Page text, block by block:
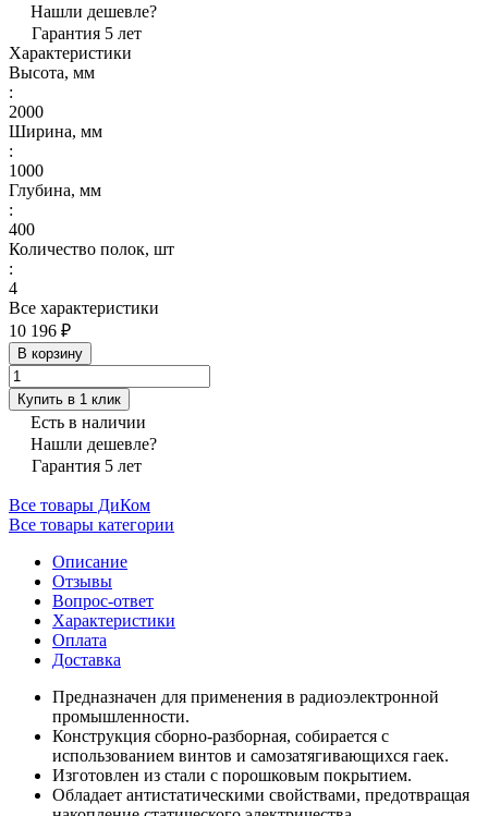
Нашли дешевле?
Гарантия 5 лет
Характеристики
Высота, мм
:
2000
Ширина, мм
:
1000
Глубина, мм
:
400
Количество полок, шт
:
4
Все характеристики
10 196 ₽
В корзину
Купить в 1 клик
Есть в наличии
Нашли дешевле?
Гарантия 5 лет
Все товары ДиКом
Все товары категории
Описание
Отзывы
Вопрос-ответ
Характеристики
Оплата
Доставка
Предназначен для применения в радиоэлектронной
промышленности.
Конструкция сборно-разборная, собирается с
использованием винтов и самозатягивающихся гаек.
Изготовлен из стали с порошковым покрытием.
Обладает антистатическими свойствами, предотвращая